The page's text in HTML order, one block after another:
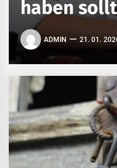
haben
ADMIN 21. 01.